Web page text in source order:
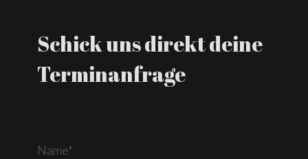
Schick uns direkt deine
Terminanfrage
Name*